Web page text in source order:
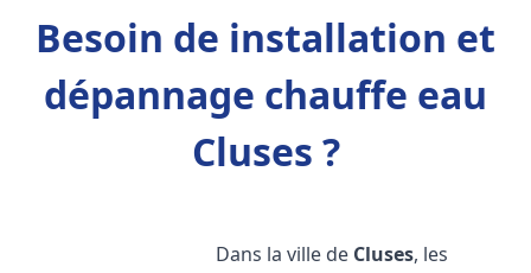
Besoin de installation et
dépannage chauffe eau
Cluses ?
Dans la ville de Cluses, les